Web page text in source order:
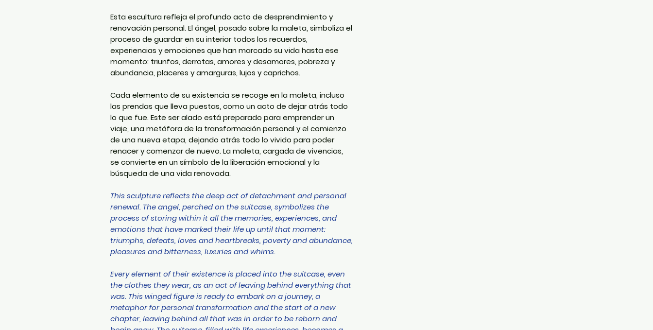
Esta escultura refleja el profundo acto de desprendimiento y
renovación personal. El ángel, posado sobre la maleta, simboliza el
proceso de guardar en su interior todos los recuerdos,
experiencias y emociones que han marcado su vida hasta ese
momento: triunfos, derrotas, amores y desamores, pobreza y
abundancia, placeres y amarguras, lujos y caprichos.
Cada elemento de su existencia se recoge en la maleta, incluso
las prendas que lleva puestas, como un acto de dejar atrás todo
lo que fue. Este ser alado está preparado para emprender un
viaje, una metáfora de la transformación personal y el comienzo
de una nueva etapa, dejando atrás todo lo vivido para poder
renacer y comenzar de nuevo. La maleta, cargada de vivencias,
se convierte en un símbolo de la liberación emocional y la
búsqueda de una vida renovada.
This sculpture reflects the deep act of detachment and personal
renewal. The angel, perched on the suitcase, symbolizes the
process of storing within it all the memories, experiences, and
emotions that have marked their life up until that moment:
triumphs, defeats, loves and heartbreaks, poverty and abundance,
pleasures and bitterness, luxuries and whims.
Every element of their existence is placed into the suitcase, even
the clothes they wear, as an act of leaving behind everything that
was. This winged figure is ready to embark on a journey, a
metaphor for personal transformation and the start of a new
chapter, leaving behind all that was in order to be reborn and